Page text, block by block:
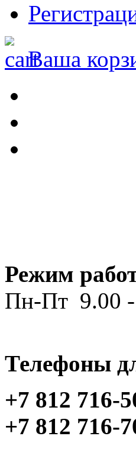
Ваша
Режим
Пн-Пт 9.00 -
Телефоны
+7 812 716-
+7 812 716-